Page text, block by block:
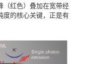
（红色）叠加在宽带经
度的核心关键，正是有